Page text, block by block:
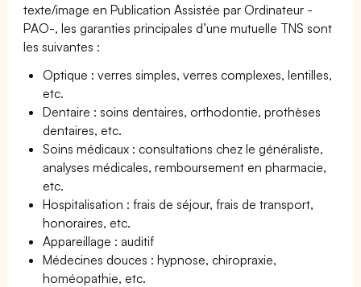
texte/image en Publication Assistée par Ordinateur -
PAO-, les garanties principales d’une mutuelle TNS sont
les suivantes :
Optique : verres simples, verres complexes, lentilles,
etc.
Dentaire : soins dentaires, orthodontie, prothèses
dentaires, etc.
Soins médicaux : consultations chez le généraliste,
analyses médicales, remboursement en pharmacie,
etc.
Hospitalisation : frais de séjour, frais de transport,
honoraires, etc.
Appareillage : auditif
Médecines douces : hypnose, chiropraxie,
homéopathie, etc.